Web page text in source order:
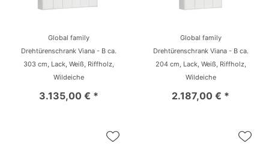
Global family
Drehtürenschrank Viana - B ca.
303 cm, Lack, Weiß, Riffholz,
Wildeiche
3.135,00 € *
Global family
Drehtürenschrank Viana - B ca.
204 cm, Lack, Weiß, Riffholz,
Wildeiche
2.187,00 € *